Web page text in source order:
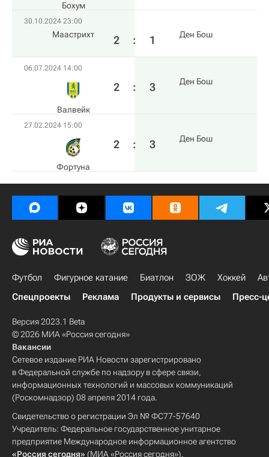
Бохум
30.10.2024 23:00
Маастрихт 2 : 1 Ден Бош
06.07.2024 14:00
Валвейк
2 : 3 Ден Бош
27.02.2024 15:00
Фортуна
2 : 3 Ден Бош
Футбол Фигурное катание Биатлон ЗОЖ Хоккей
Спецпроекты
Реклама Продукты и сервисы Пресс-
Версия 2023.1 Beta
© 2026 МИА «Россия сегодня»
Вакансии
Сетевое издание РИА Новости зарегистрировано
в Федеральной службе по надзору в сфере связи,
информационных технологий и массовых коммуникаций
(Роскомнадзор) 08 апреля 2014 года.
Свидетельство о регистрации Эл № ФС77-57640
Учредитель: Федеральное государственное унитарное
предприятие Международное информационное агентство
«Россия сегодня» (МИА «Россия сегодня»).